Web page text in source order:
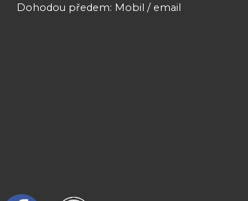
Dohodou předem: Mobil / email